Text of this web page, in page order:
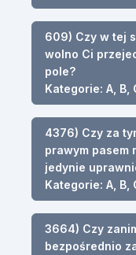
609) Czy w tej
wolno Ci
pole?
Kategorie: A, B,
4376) Czy za
prawym pasem
jedynie
Kategorie: A, B,
3664) Czy
bezpośrednio